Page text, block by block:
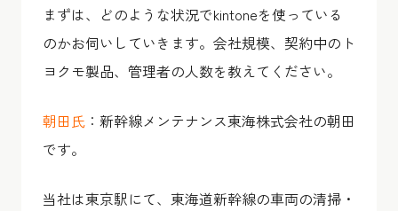
まずは、どのような状況でkintoneを使っている
のかお伺いしていきます。会社規模、契約中のト
ヨクモ製品、管理者の人数を教えてください。
朝田氏 ：新幹線メンテナンス東海株式会社の朝田
です。
当社は東京駅にて、東海道新幹線の車両の清掃・